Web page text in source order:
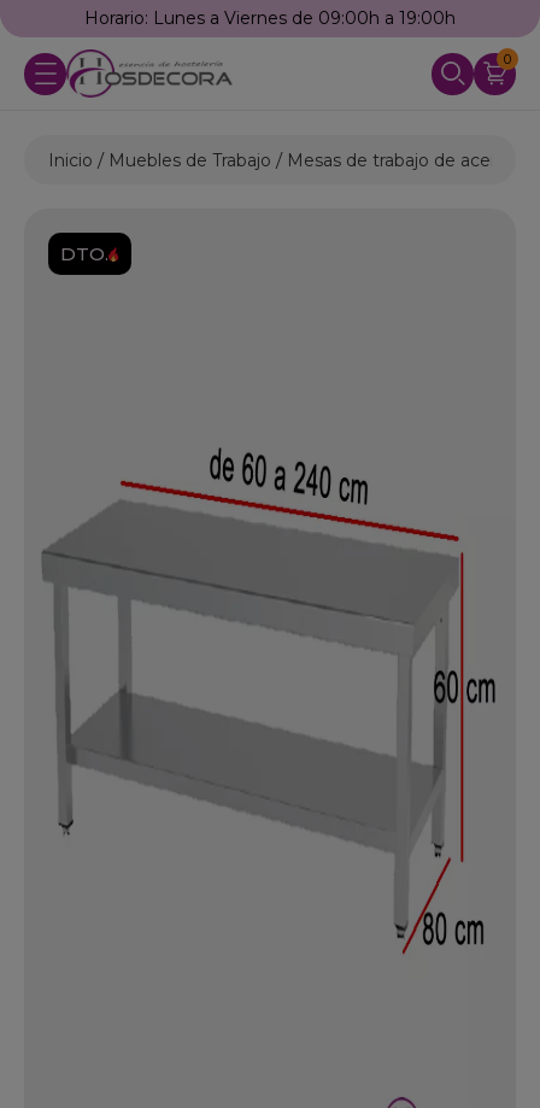
Horario: Lunes a Viernes de 09:00h a 19:00h
0
Inicio Muebles de Trabajo Mesas de trabajo de acero
DTO.